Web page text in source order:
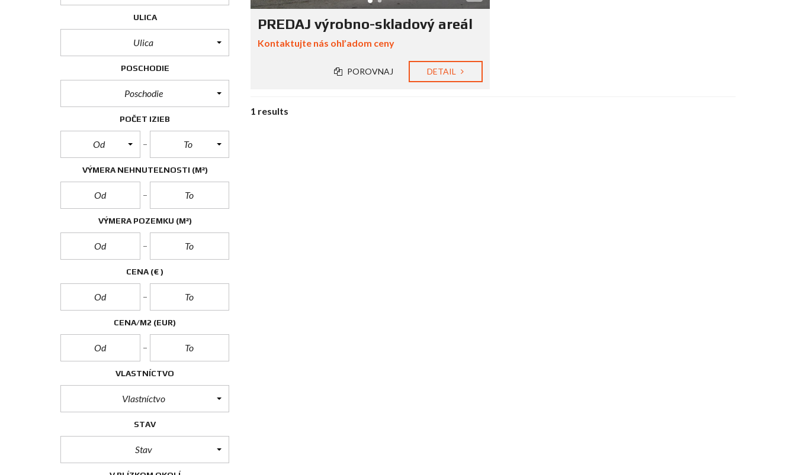
ULICA
Ulica
POSCHODIE
Poschodie
POČET IZIEB
Od To
VÝMERA NEHNUTEĽNOSTI (M²)
VÝMERA POZEMKU (M²)
CENA (€ )
CENA/M2 (EUR)
VLASTNÍCTVO
Vlastníctvo
STAV
Stav
PREDAJ výrobno-skladový areál
Kontaktujte nás ohľadom ceny
POROVNAJ DETAIL
1 results